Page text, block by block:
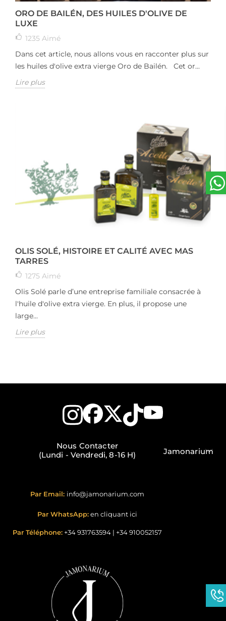
ORO DE BAILÉN, DES HUILES D'OLIVE DE
LUXE
1235 Aimé
Dans cet article, nous allons vous en racconter plus sur
les huiles d'olive extra vierge Oro de Bailén. Cet or...
Lire plus
OLIS SOLÉ, HISTOIRE ET CALITÉ AVEC MAS
TARRES
1275 Aimé
Olis Solé parle d’une entreprise familiale consacrée à
l'huile d'olive extra vierge. En plus, il propose une
large...
Lire plus
Nous Contacter
(Lundi - Vendredi, 8-16 H)
Par Email: info@jamonarium.com
Par WhatsApp:en cliquant ici
Par Téléphone: +34 931763594 | +34 910052157
Jamonarium